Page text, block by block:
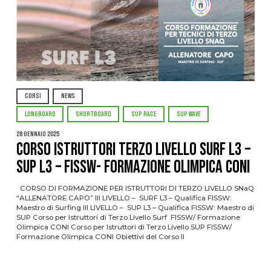
CORSI NEWS
LONGBOARD SHORTBOARD SUP RACE SUP WAVE
28 Gennaio 2025
CORSO ISTRUTTORI TERZO LIVELLO SURF L3 –
SUP L3 – FISSW- FORMAZIONE OLIMPICA CONI
CORSO DI FORMAZIONE PER ISTRUTTORI DI TERZO LIVELLO SNaQ
“ALLENATORE CAPO” III LIVELLO – SURF L3 – Qualifica FISSW:
Maestro di Surfing III LIVELLO – SUP L3 – Qualifica FISSW: Maestro di
SUP Corso per Istruttori di Terzo Livello Surf FISSW/ Formazione
Olimpica CONI Corso per Istruttori di Terzo Livello SUP FISSW/
Formazione Olimpica CONI Obiettivi del Corso Il